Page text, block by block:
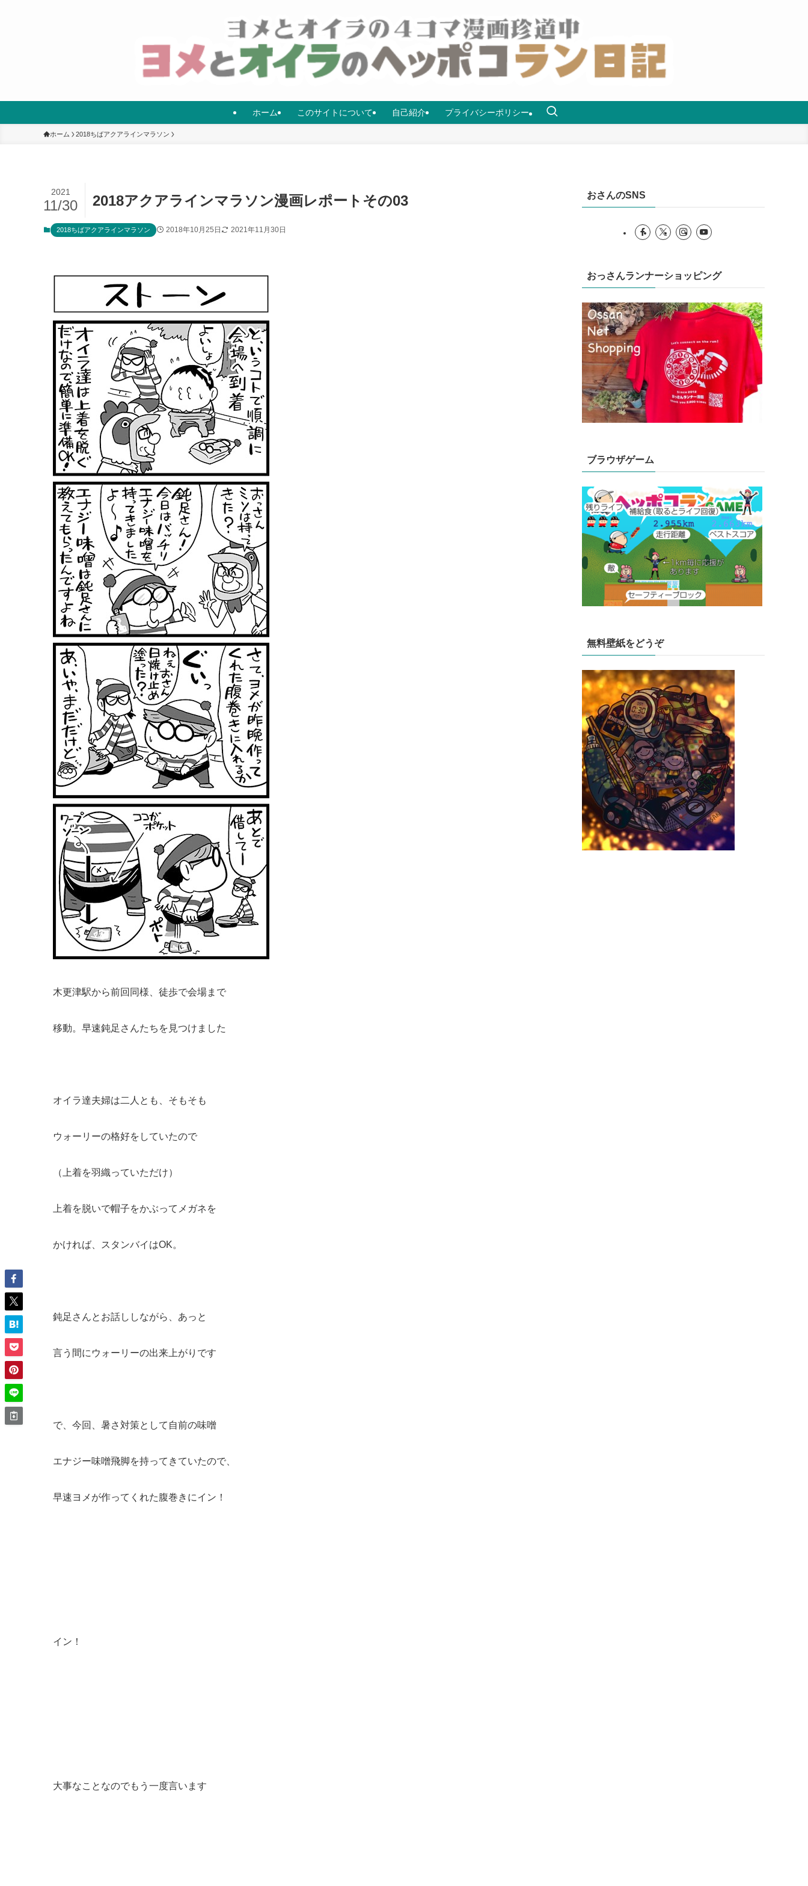
ホーム このサイトについて 自己紹介 プライバシーポリシー
ホーム 2018ちばアクアラインマラソン
2018アクアラインマラソン漫画レポートその03
2021
11/30
2018ちばアクアラインマラソン 2018年10月25日 2021年11月30日
木更津駅から前回同様、徒歩で会場まで
移動。早速鈍足さんたちを見つけました
オイラ達夫婦は二人とも、そもそも
ウォーリーの格好をしていたので
（上着を羽織っていただけ）
上着を脱いで帽子をかぶってメガネを
かければ、スタンバイはOK。
鈍足さんとお話ししながら、あっと
言う間にウォーリーの出来上がりです
で、今回、暑さ対策として自前の味噌
エナジー味噌飛脚を持ってきていたので、
早速ヨメが作ってくれた腹巻きにイン！
イン！
大事なことなのでもう一度言います
おさんのSNS
おっさんランナーショッピング
ブラウザゲーム
無料壁紙をどうぞ